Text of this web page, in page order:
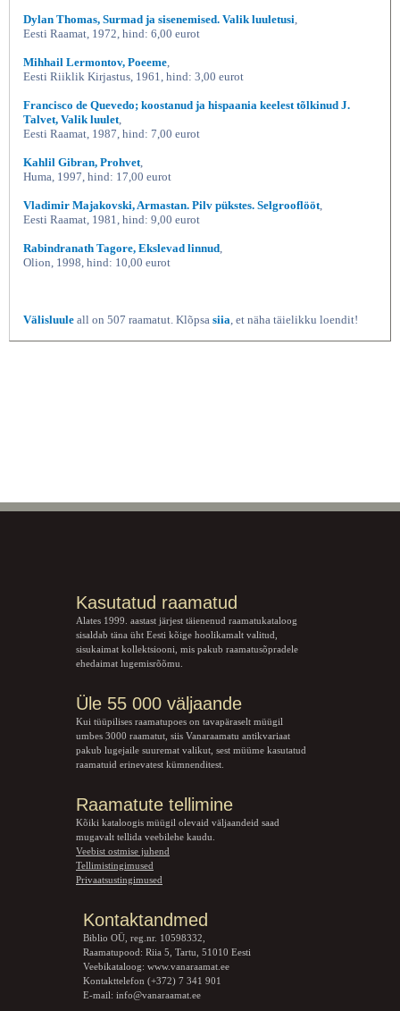
Dylan Thomas, Surmad ja sisenemised. Valik luuletusi,
Eesti Raamat, 1972, hind: 6,00 eurot
Mihhail Lermontov, Poeeme,
Eesti Riiklik Kirjastus, 1961, hind: 3,00 eurot
Francisco de Quevedo; koostanud ja hispaania keelest tõlkinud J.
Talvet, Valik luulet,
Eesti Raamat, 1987, hind: 7,00 eurot
Kahlil Gibran, Prohvet,
Huma, 1997, hind: 17,00 eurot
Vladimir Majakovski, Armastan. Pilv pükstes. Selgrooflööt,
Eesti Raamat, 1981, hind: 9,00 eurot
Rabindranath Tagore, Ekslevad linnud,
Olion, 1998, hind: 10,00 eurot
Välisluule all on 507 raamatut. Klõpsa siia, et näha täielikku loendit!
Kasutatud raamatud
Alates 1999. aastast järjest täienenud raamatukataloog
sisaldab täna üht Eesti kõige hoolikamalt valitud,
sisukaimat kollektsiooni, mis pakub raamatusõpradele
ehedaimat lugemisrõõmu.
Üle 55 000 väljaande
Kui tüüpilises raamatupoes on tavapäraselt müügil
umbes 3000 raamatut, siis Vanaraamatu antikvariaat
pakub lugejaile suuremat valikut, sest müüme kasutatud
raamatuid erinevatest kümnenditest.
Raamatute tellimine
Kõiki kataloogis müügil olevaid väljaandeid saad
mugavalt tellida veebilehe kaudu.
Veebist ostmise juhend
Tellimistingimused
Privaatsustingimused
Kontaktandmed
Biblio OÜ, reg.nr. 10598332,
Raamatupood: Riia 5, Tartu, 51010 Eesti
Veebikataloog: www.vanaraamat.ee
Kontakttelefon (+372) 7 341 901
E-mail: info@vanaraamat.ee